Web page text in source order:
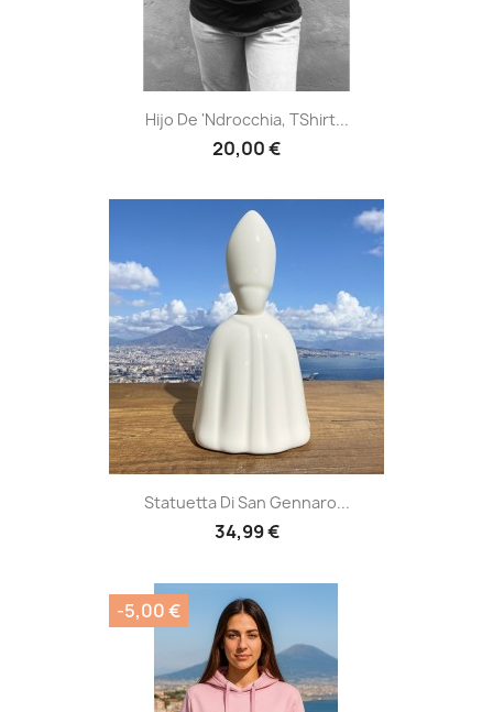
Hijo De 'Ndrocchia, TShirt...
20,00 €
Statuetta Di San Gennaro...
34,99 €
-5,00 €